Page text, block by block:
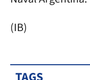
(IB)